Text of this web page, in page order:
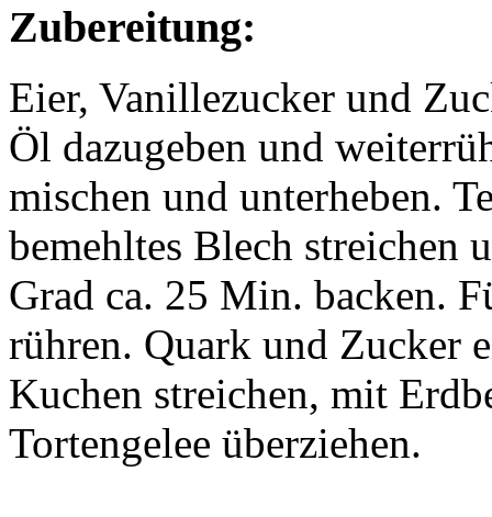
Zubereitung:
Eier, Vanillezucker und
Öl dazugeben und
mischen und unterheben.
bemehltes Blech streichen
Grad ca. 25 Min. backen.
rühren. Quark und Zucker
Kuchen streichen, mit
Tortengelee überziehen.